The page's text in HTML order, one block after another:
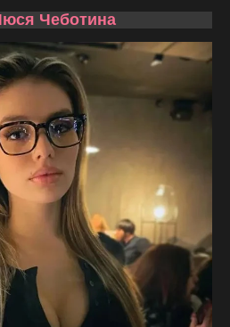
Чеботина